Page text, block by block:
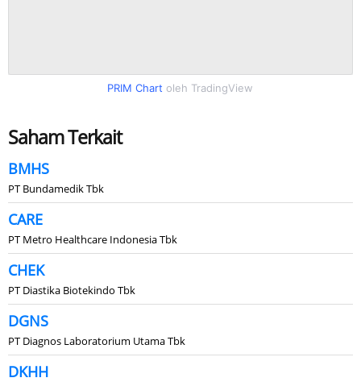
PRIM Chart oleh TradingView
Saham Terkait
BMHS
PT Bundamedik Tbk
CARE
PT Metro Healthcare Indonesia Tbk
CHEK
PT Diastika Biotekindo Tbk
DGNS
PT Diagnos Laboratorium Utama Tbk
DKHH